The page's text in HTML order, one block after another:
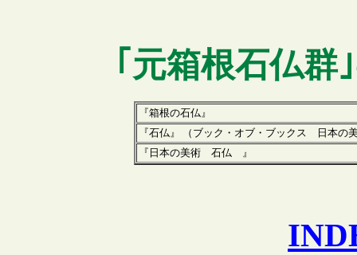
｢ 元箱根石仏群
『箱根の石仏』
『石仏』 （ブック・オブ・ブックス 日本の
『日本の美術 石仏 』